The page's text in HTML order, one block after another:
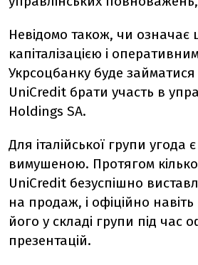
Невідомо також, чи означає
капіталізацією і
Укрсоцбанку буде
UniCredit брати участь в
Holdings SA.
Для італійської групи
вимушеною. Протягом
UniCredit безуспішно
на продаж, і офіційно
його у складі групи під час
презентацій.